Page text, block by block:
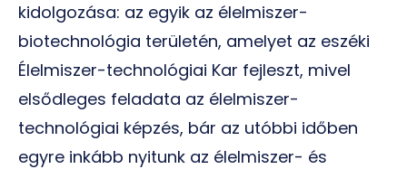
kidolgozása: az egyik az élelmiszer-
biotechnológia területén, amelyet az eszéki
Élelmiszer-technológiai Kar fejleszt, mivel
elsődleges feladata az élelmiszer-
technológiai képzés, bár az utóbbi időben
egyre inkább nyitunk az élelmiszer- és